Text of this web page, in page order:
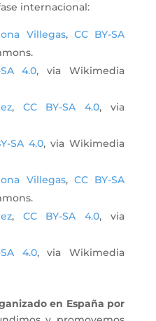
internacional:
Villegas, CC BY-SA
4.0, via Wikimedia
, CC BY-SA 4.0, via
SA 4.0, via Wikimedia
Villegas, CC BY-SA
, CC BY-SA 4.0, via
4.0, via Wikimedia
en España por